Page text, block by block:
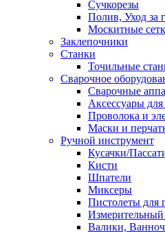
Сучкорезы
Полив, Уход за
Москитные
Заклепочники
Станки
Точильные
Сварочное
Сварочные
Аксессуары для
Проволока и
Маски и
Ручной инструмент
Кусачки/
Кисти
Шпатели
Миксеры
Пистолеты для
Валики,